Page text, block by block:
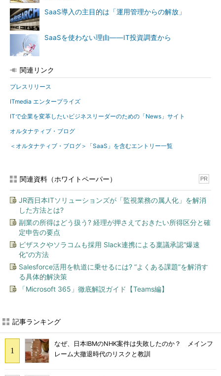
SaaS導入の主目的は「運用管理からの解放」
SaaSを使わない理由――IT投資調査から
関連リンク
プレスリリース
ITmedia エンタープライズ
ITで企業を変革したいビジネスリーダーのための「News」サイト
オルタナティブ・ブログ
＜オルタナティブ・ブログ＞「SaaS」を含むエントリー一覧
関連資料（ホワイトペーパー） PR
JR西日本ITソリューションズが「監視業務の属人化」を解消
した方法とは?
副業の所得はどう扱う? 経理が押さえておきたい所得区分と確
定申告の要点
ビザスクやソラコムも採用 Slack連携による稟議承認“爆速
化”の方法
Salesforce活用を軌道に乗せるには? “よくある課題”を解消す
る具体的解決策
「Microsoft 365」徹底解説ガイド【Teams編】
記事ランキング
なぜ、日本IBMのNHK案件は失敗したのか？ メインフ
レーム大撤退時代のリスクと教訓